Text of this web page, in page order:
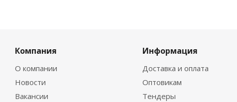
Компания
О компании
Новости
Вакансии
Информация
Доставка и оплата
Оптовикам
Тендеры